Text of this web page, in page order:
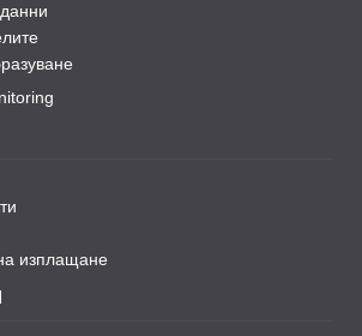
изплащане